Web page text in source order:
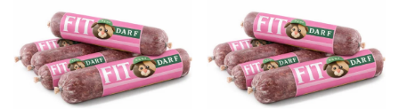
variaties.
Deze
optie
kan
gekozen
productpagina